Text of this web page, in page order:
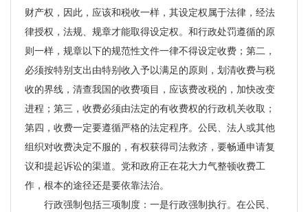
财产权，因此，应该和税收一样，其设定权属于法律，经法
律授权，法规、规章才能取得设定权。和行政处罚遵循的原
则一样，规章以下的规范性文件一律不得设定收费；第二，
必须按特别支出由特别收入予以满足的原则，划清收费与税
收的界线，清查我国的收费项目，应该费改税的，加快改变
进程；第三，收费必须由法定的有收费权的行政机关收取；
第四，收费一定要遵循严格的法定程序。公民、法人或其他
组织对收费决定不服的，有权获得司法救济，要畅通申请复
议和提起诉讼的渠道。党和政府正在花大力气整顿收费工
作，根本的途径还是要依靠法治。
行政强制包括三项制度：一是行政强制执行。在公民、